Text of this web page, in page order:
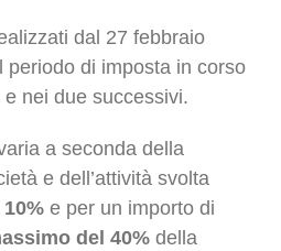
dal 27 febbraio
periodo di imposta in corso
nei due successivi.
a seconda della
e dell’attività svolta
e per un importo di
del 40% della